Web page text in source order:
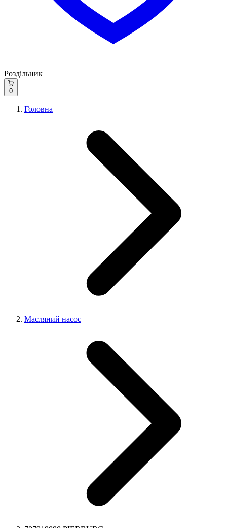
Роздільник
0
Головна
Масляний насос